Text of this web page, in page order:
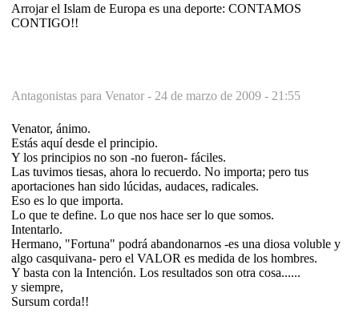
Arrojar el Islam de Europa es una deporte: CONTAMOS
CONTIGO!!
Antagonistas para Venator - 24 de marzo de 2009 - 21:55
Venator, ánimo.
Estás aquí desde el principio.
Y los principios no son -no fueron- fáciles.
Las tuvimos tiesas, ahora lo recuerdo. No importa; pero tus
aportaciones han sido lúcidas, audaces, radicales.
Eso es lo que importa.
Lo que te define. Lo que nos hace ser lo que somos.
Intentarlo.
Hermano, "Fortuna" podrá abandonarnos -es una diosa voluble y
algo casquivana- pero el VALOR es medida de los hombres.
Y basta con la Intención. Los resultados son otra cosa......
y siempre,
Sursum corda!!